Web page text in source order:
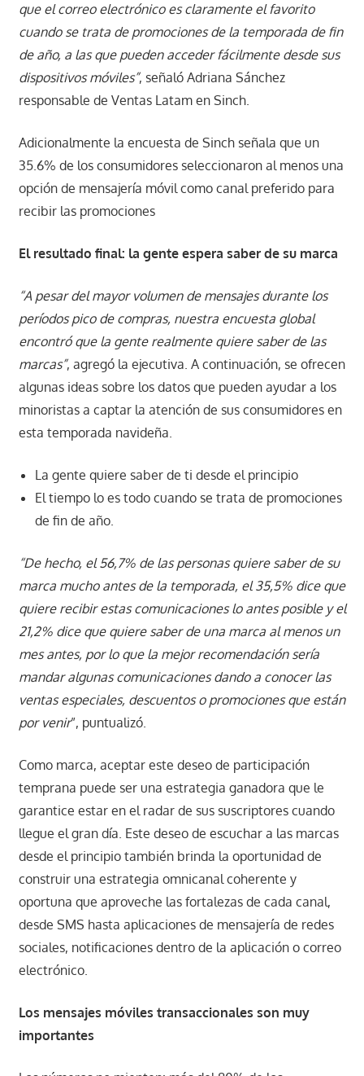
que el correo electrónico es claramente el favorito
cuando se trata de promociones de la temporada de fin
de año, a las que pueden acceder fácilmente desde sus
dispositivos móviles”, señaló Adriana Sánchez
responsable de Ventas Latam en Sinch.
Adicionalmente la encuesta de Sinch señala que un
35.6% de los consumidores seleccionaron al menos una
opción de mensajería móvil como canal preferido para
recibir las promociones
El resultado final: la gente espera saber de su marca
“A pesar del mayor volumen de mensajes durante los
períodos pico de compras, nuestra encuesta global
encontró que la gente realmente quiere saber de las
marcas”, agregó la ejecutiva. A continuación, se ofrecen
algunas ideas sobre los datos que pueden ayudar a los
minoristas a captar la atención de sus consumidores en
esta temporada navideña.
La gente quiere saber de ti desde el principio
El tiempo lo es todo cuando se trata de promociones
de fin de año.
“De hecho, el 56,7% de las personas quiere saber de su
marca mucho antes de la temporada, el 35,5% dice que
quiere recibir estas comunicaciones lo antes posible y el
21,2% dice que quiere saber de una marca al menos un
mes antes, por lo que la mejor recomendación sería
mandar algunas comunicaciones dando a conocer las
ventas especiales, descuentos o promociones que están
por venir”, puntualizó.
Como marca, aceptar este deseo de participación
temprana puede ser una estrategia ganadora que le
garantice estar en el radar de sus suscriptores cuando
llegue el gran día. Este deseo de escuchar a las marcas
desde el principio también brinda la oportunidad de
construir una estrategia omnicanal coherente y
oportuna que aproveche las fortalezas de cada canal,
desde SMS hasta aplicaciones de mensajería de redes
sociales, notificaciones dentro de la aplicación o correo
electrónico.
Los mensajes móviles transaccionales son muy
importantes